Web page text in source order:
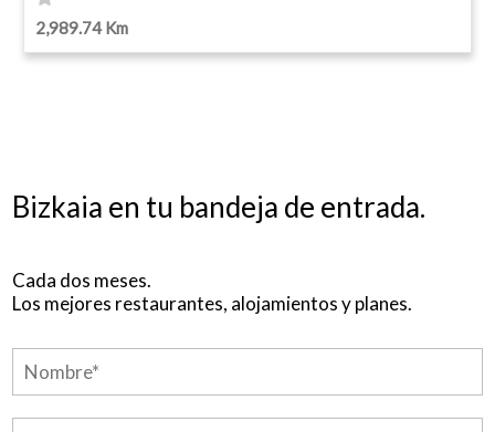
2,989.74 Km
Bizkaia en tu bandeja de entrada.
Cada dos meses.
Los mejores restaurantes, alojamientos y planes.